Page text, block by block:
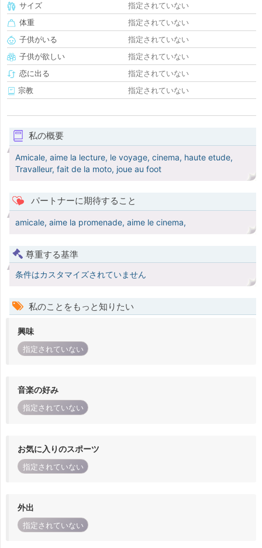
サイズ
指定されていない
体重
指定されていない
子供がいる
指定されていない
子供が欲しい
指定されていない
恋に出る
指定されていない
宗教
指定されていない
私の概要
Amicale, aime la lecture, le voyage, cinema, haute etude,
Travalleur, fait de la moto, joue au foot
パートナーに期待すること
amicale, aime la promenade, aime le cinema,
尊重する基準
条件はカスタマイズされていません
私のことをもっと知りたい
興味
指定されていない
音楽の好み
指定されていない
お気に入りのスポーツ
指定されていない
外出
指定されていない